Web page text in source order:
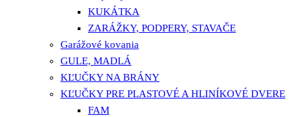
KUKÁTKA
ZARÁŽKY, PODPERY, STAVAČE
Garážové kovania
GULE, MADLÁ
KĽUČKY NA BRÁNY
KĽUČKY PRE PLASTOVÉ A HLINÍKOVÉ DVERE
FAM